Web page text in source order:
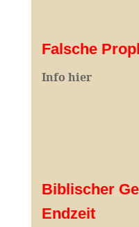
Falsche
Info hier
Biblischer
Endzeit